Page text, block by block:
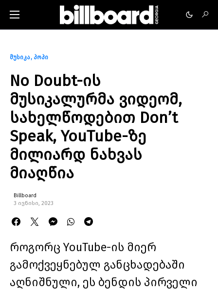
მუსიკა პოპი
No Doubt-ის
მუსიკალურმა ვიდეომ,
სახელწოდებით Don’t
Speak, YouTube-ზე
მილიარდ ნახვას
მიაღწია
Billboard
3 ივნისი, 2023
როგორც YouTube-ის მიერ
გამოქვეყნებულ განცხადებაში
აღნიშნული, ეს ბენდის პირველი